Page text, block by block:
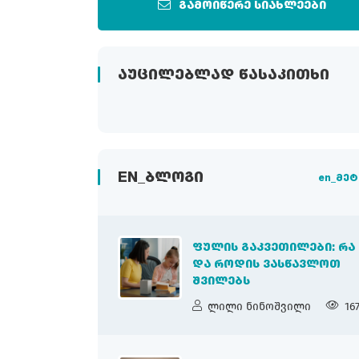
გამოიწერე სიახლეები
ᲐᲣᲪᲘᲚᲔᲑᲚᲐᲓ ᲬᲐᲡᲐᲙᲘᲗᲮᲘ
EN_ᲑᲚᲝᲒᲘ
ᲤᲣᲚᲘᲡ ᲒᲐᲙᲕᲔᲗᲘᲚᲔᲑᲘ: ᲠᲐ
ᲓᲐ ᲠᲝᲓᲘᲡ ᲕᲐᲡᲬᲐᲕᲚᲝᲗ
ᲨᲕᲘᲚᲔᲑᲡ
ლილი ნინოშვილი